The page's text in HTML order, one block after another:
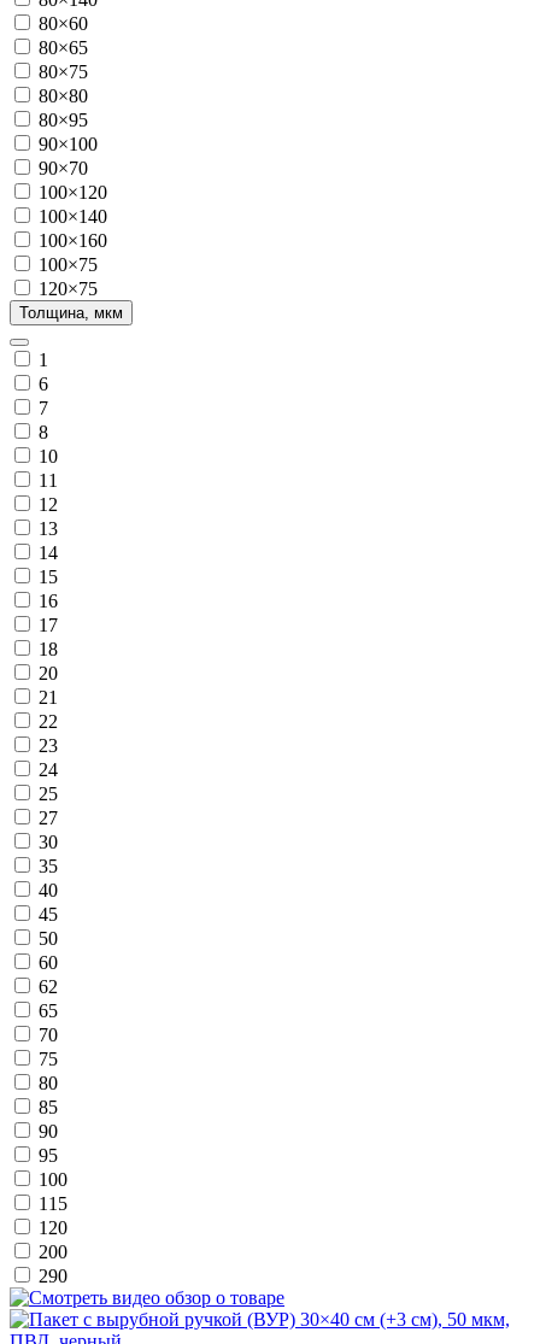
80×60
80×65
80×75
80×80
80×95
90×100
90×70
100×120
100×140
100×160
100×75
120×75
Толщина, мкм
1
6
7
8
10
11
12
13
14
15
16
17
18
20
21
22
23
24
25
27
30
35
40
45
50
60
62
65
70
75
80
85
90
95
100
115
120
200
290